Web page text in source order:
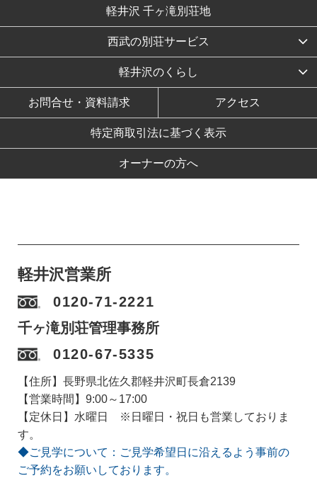
軽井沢 千ヶ滝別荘地
西武の別荘サービス
軽井沢のくらし
お問合せ・資料請求 アクセス
特定商取引法に基づく表示
オーナーの方へ
軽井沢営業所
0120-71-2221
千ヶ滝別荘管理事務所
0120-67-5335
【住所】長野県北佐久郡軽井沢町長倉2139
【営業時間】9:00～17:00
【定休日】水曜日 ※日曜日・祝日も営業しておりま
す。
◆ご見学について：ご見学希望日に沿えるよう事前の
ご予約をお願いしております。